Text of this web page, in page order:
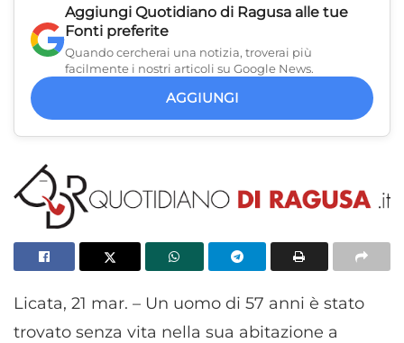
Aggiungi Quotidiano di Ragusa alle tue
Fonti preferite
Quando cercherai una notizia, troverai più
facilmente i nostri articoli su Google News.
AGGIUNGI
Licata, 21 mar. – Un uomo di 57 anni è stato
trovato senza vita nella sua abitazione a